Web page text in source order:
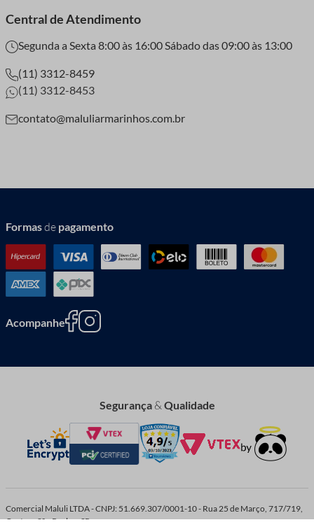
Central de Atendimento
Segunda a Sexta 8:00 às 16:00 Sábado das 09:00 às 13:00
(11) 3312-8459
(11) 3312-8453
contato@maluliarmarinhos.com.br
Formasde pagamento
Acompanhe
Segurança&Qualidade
Comercial Maluli LTDA - CNPJ: 51.669.307/0001-10 - Rua 25 de Março, 717/719,
Centro - São Paulo – SP